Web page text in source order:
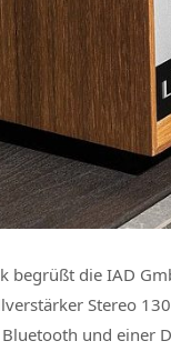
begrüßt die IAD
Stereo
und einer